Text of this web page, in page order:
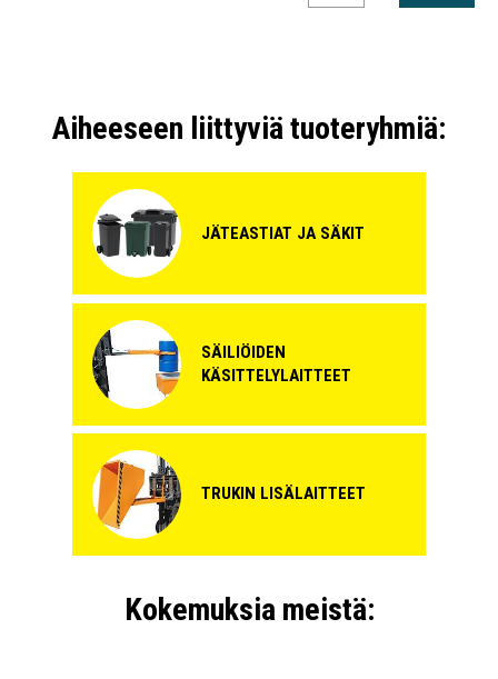
Aiheeseen liittyviä tuoteryhmiä:
JÄTEASTIAT JA SÄKIT
SÄILIÖIDEN
KÄSITTELYLAITTEET
TRUKIN LISÄLAITTEET
Kokemuksia meistä: